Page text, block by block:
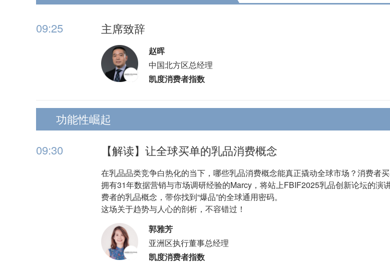
09:25 主席致辞
赵晖
中国北方区总经理
凯度消费者指数
功能性崛起
09:30
【解读】让全球买单的乳品消费概念
在乳品品类竞争白热化的当下，哪些乳品消费概念能真正撬动全球市场？消费者
拥有31年数据营销与市场调研经验的Marcy，将站上FBIF2025乳品创新论坛的
费者的乳品概念，带你找到“爆品”的全球通用密码。
这场关于趋势与人心的剖析，不容错过！
郭雅芳
亚洲区执行董事总经理
凯度消费者指数